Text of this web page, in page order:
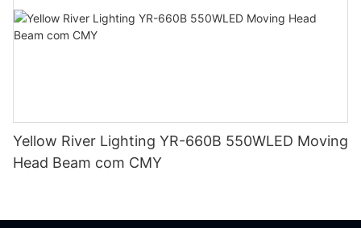
Yellow River Lighting YR-660B 550WLED Moving
Head Beam com CMY